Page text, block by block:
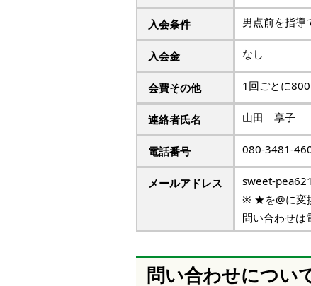
入会条件 男点前を指導
入会金 なし
会費その他 1回ごとに
連絡者氏名 山田 享子
電話番号 080-3481-
メールアドレス
sweet-
※ ★を@に変
問い合わせは
問い合わせについ